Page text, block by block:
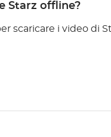
Starz offline?
scaricare i video di